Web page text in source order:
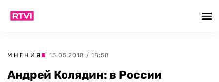
МНЕНИЯ | 15.05.2018 / 18:58
Андрей Колядин: в России